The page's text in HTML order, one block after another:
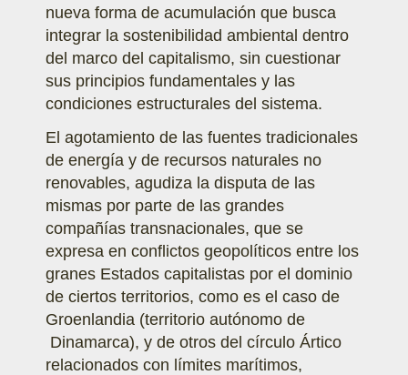
nueva forma de acumulación que busca
integrar la sostenibilidad ambiental dentro
del marco del capitalismo, sin cuestionar
sus principios fundamentales y las
condiciones estructurales del sistema.
El agotamiento de las fuentes tradicionales
de energía y de recursos naturales no
renovables, agudiza la disputa de las
mismas por parte de las grandes
compañías transnacionales, que se
expresa en conflictos geopolíticos entre los
granes Estados capitalistas por el dominio
de ciertos territorios, como es el caso de
Groenlandia (territorio autónomo de
Dinamarca), y de otros del círculo Ártico
relacionados con límites marítimos,